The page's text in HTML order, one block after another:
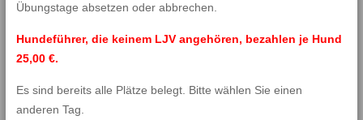
Übungstage absetzen oder abbrechen.
Hundeführer, die keinem LJV angehören, bezahlen je Hund
25,00 €.
Es sind bereits alle Plätze belegt. Bitte wählen Sie einen
anderen Tag.